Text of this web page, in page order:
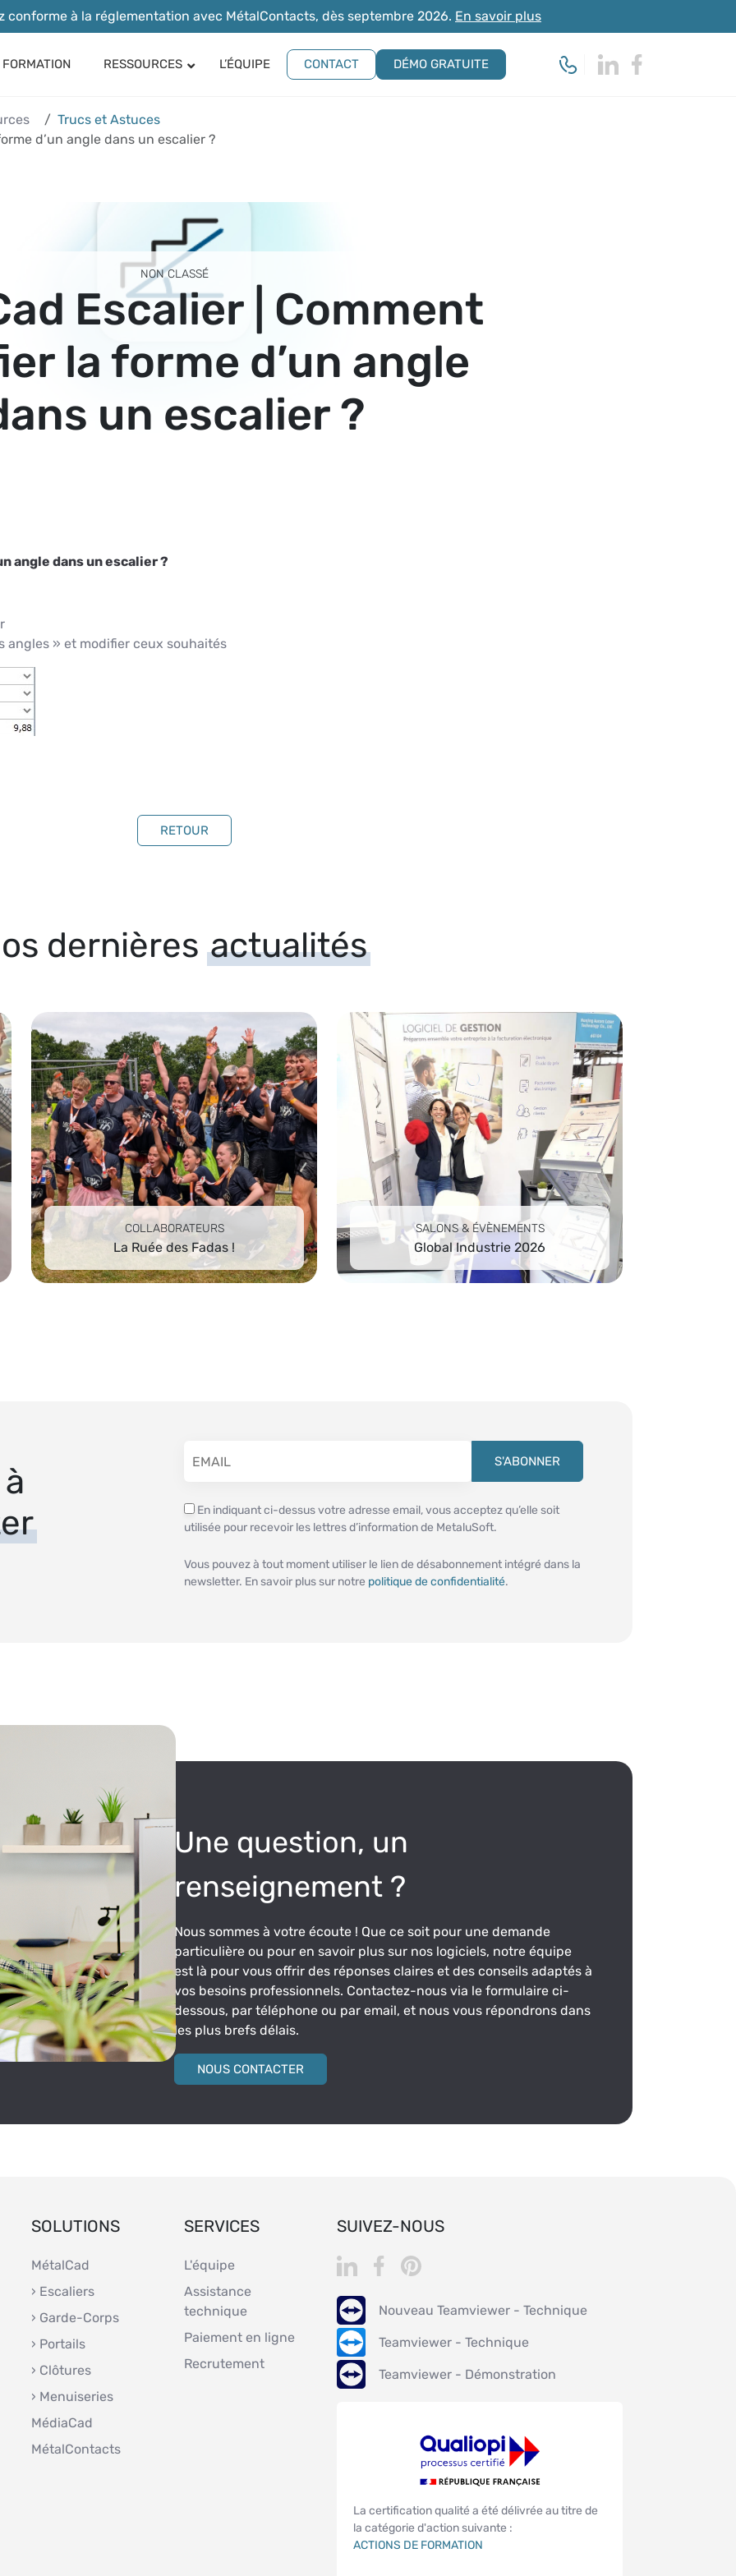
conforme à la réglementation avec MétalContacts, dès septembre 2026. En savoir plus
automatiques
Garde-corps
Clôtures
Menuiseries
FORMATION RESSOURCES L’ÉQUIPE CONTACT DÉMO GRATUITE
Trucs et Astuces
d’un angle dans un escalier ?
NON CLASSÉ
Escalier | Comment
la forme d’un angle
un escalier ?
angle dans un escalier ?
angles » et modifier ceux souhaités
RETOUR
dernières actualités
COLLABORATEURS
La Ruée des Fadas !
SALONS & ÉVÈNEMENTS
Global Industrie 2026
En indiquant ci-dessus votre adresse email, vous acceptez qu’elle soit
utilisée pour recevoir les lettres d’information de MetaluSoft.
Vous pouvez à tout moment utiliser le lien de désabonnement intégré dans la
newsletter. En savoir plus sur notre politique de confidentialité.
Une question, un
renseignement ?
Nous sommes à votre écoute ! Que ce soit pour une demande
particulière ou pour en savoir plus sur nos logiciels, notre équipe
est là pour vous offrir des réponses claires et des conseils adaptés à
vos besoins professionnels. Contactez-nous via le formulaire ci-
dessous, par téléphone ou par email, et nous vous répondrons dans
les plus brefs délais.
NOUS CONTACTER
SOLUTIONS
MétalCad
› Escaliers
› Garde-Corps
› Portails
› Clôtures
› Menuiseries
MédiaCad
MétalContacts
SERVICES
L'équipe
Assistance
technique
Paiement en ligne
Recrutement
SUIVEZ-NOUS
Nouveau Teamviewer - Technique
Teamviewer - Technique
Teamviewer - Démonstration
La certification qualité a été délivrée au titre de
la catégorie d'action suivante :
ACTIONS DE FORMATION